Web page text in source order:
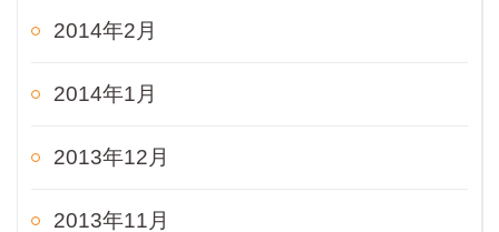
2014年2月
2014年1月
2013年12月
2013年11月